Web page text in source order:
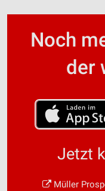
Noch
der
Jetzt
Müller